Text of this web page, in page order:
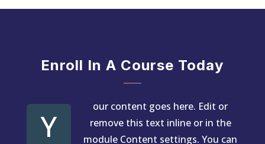
Enroll In A Course Today
Y
our content goes here. Edit or
remove this text inline or in the
module Content settings. You can